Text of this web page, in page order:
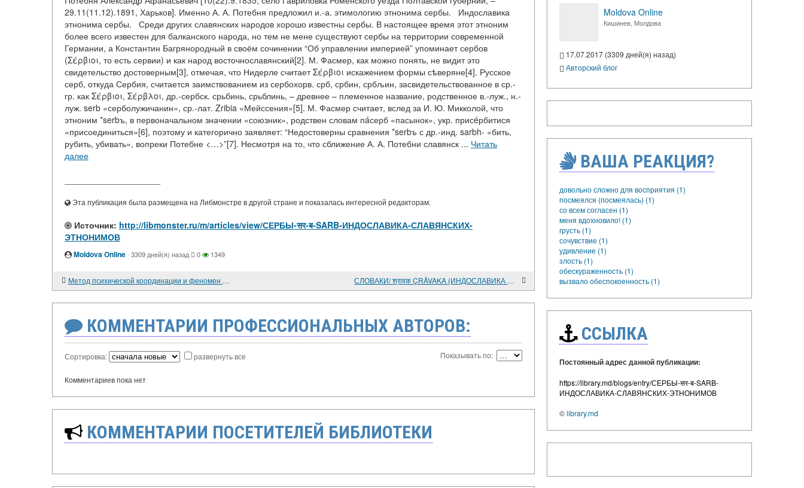
29.11(11.12).1891, Харьков]. Именно А. А. Потебня предложил и.-а. этимологию этнонима сербы. Индославика
этнонима сербы. Среди других славянских народов хорошо известны сербы. В настоящее время этот этноним
более всего известен для балканского народа, но тем не мене существуют сербы на территории современной
Германии, а Константин Багрянородный в своём сочинении “Об управлении империей” упоминает сербов
(Σέρβιοι, то есть сервии) и как народ восточнославянский[2]. М. Фасмер, как можно понять, не видит это
свидетельство достоверным[3], отмечая, что Нидерле считает Σέρβιοι искажением формы сѣверяне[4]. Русское
серб, откуда Сербия, считается заимствованием из сербохорв. срб, србин, србљин, засвидетельствованное в ср.-
гр. как Σέρβιοι, Σέρβλοι, др.-сербск. срьбинь, срьблинь, – древнее – племенное название, родственное в.-луж., н.-
луж. serb «серболужичанин», ср.-лат. Zribia «Мейссения»[5]. М. Фасмер считает, вслед за И. Ю. Микколой, что
этноним *serbъ, в первоначальном значении «союзник», родствен словам пáсерб «пасынок», укр. присéрбитися
«присоединиться»[6], поэтому и категорично заявляет: “Недостоверны сравнения *serbъ с др.-инд. sarbh- «бить,
рубить, убивать», вопреки Потебне <…>”[7]. Несмотря на то, что сближение А. А. Потебни славянск ... Читать
далее
Эта публикация была размещена на Либмонстре в другой стране и показалась интересной редакторам.
Источник: http://libmonster.ru/m/articles/view/СЕРБЫ-सर-ब-SARB-ИНДОСЛАВИКА-СЛАВЯНСКИХ-
ЭТНОНИМОВ
Moldova Online · 3309 дней(я) назад 0 1349
Метод психической координации и феномен синестезии СЛОВАКИ/ श्रावक ÇRĀVAKA (ИНДОСЛАВИКА СЛАВЯНСКИХ ЭТНОНИМОВ)
КОММЕНТАРИИ ПРОФЕССИОНАЛЬНЫХ АВТОРОВ:
Сортировка: развернуть все Показывать по:
Комментариев пока нет
КОММЕНТАРИИ ПОСЕТИТЕЛЕЙ БИБЛИОТЕКИ
Moldova Online
Кишинев, Молдова
17.07.2017 (3309 дней(я) назад)
Авторский блог
ВАША РЕАКЦИЯ?
довольно сложно для восприятия (1)
посмеялся (посмеялась) (1)
со всем согласен (1)
меня вдохновило! (1)
грусть (1)
сочувствие (1)
удивление (1)
злость (1)
обескураженность (1)
вызвало обеспокоенность (1)
ССЫЛКА
Постоянный адрес данной публикации:
https://library.md/blogs/entry/СЕРБЫ-सर-ब-SARB-
ИНДОСЛАВИКА-СЛАВЯНСКИХ-ЭТНОНИМОВ
©library.md